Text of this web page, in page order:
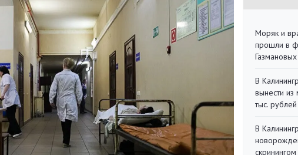
Моряк и
прошли в
Газмановых
В
вынести из
тыс. рублей
В